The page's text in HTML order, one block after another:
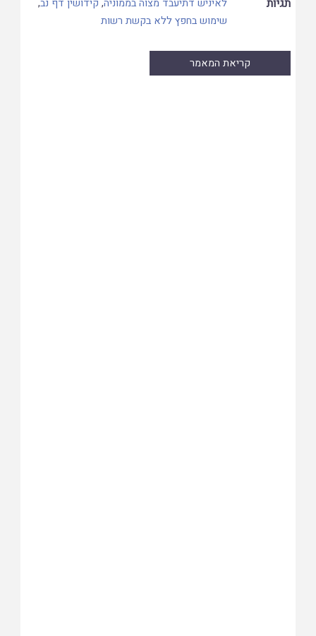
לאיניש דתיעבד מצוה בממוניה, קידושין דף נב,
שימוש בחפץ ללא בקשת רשות
קריאת המאמר